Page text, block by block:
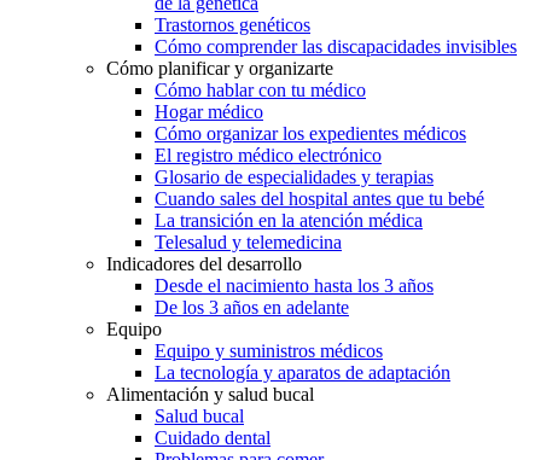
Trastornos genéticos
Cómo comprender las discapacidades invisibles
Cómo planificar y organizarte
Cómo hablar con tu médico
Hogar médico
Cómo organizar los expedientes médicos
El registro médico electrónico
Glosario de especialidades y terapias
Cuando sales del hospital antes que tu bebé
La transición en la atención médica
Telesalud y telemedicina
Indicadores del desarrollo
Desde el nacimiento hasta los 3 años
De los 3 años en adelante
Equipo
Equipo y suministros médicos
La tecnología y aparatos de adaptación
Alimentación y salud bucal
Salud bucal
Cuidado dental